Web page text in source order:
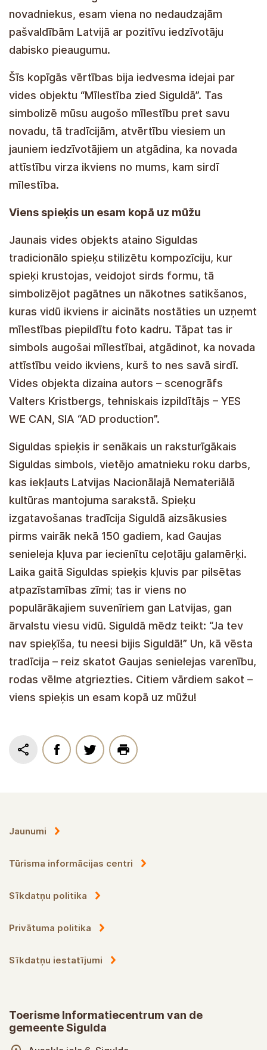
prestigieuze "Brand Capital" industriestudie.
Bovendien werden we in 2023 erkend als de
meest gezinsvriendelijke gemeente van Letland.
270 jonge inwoners; wij zijn een van de weinige
gemeenten in Letland met een positieve
natuurlijke bevolkingsgroei.
Šīs kopīgās vērtības bija iedvesma idejai par
vides objektu “Mīlestība zied Siguldā”. Tas
simbolizē mūsu augošo mīlestību pret savu
jauniem iedzīvotājiem un atgādina, ka novada
attīstību virza ikviens no mums, kam sirdī
mīlestība.
Viens spieķis un esam kopā uz mūžu
Jaunais vides objekts ataino Siguldas
tradicionālo spieķu stilizētu kompozīciju, kur
spieķi krustojas, veidojot sirds formu, tā
simbolizējot pagātnes un nākotnes satikšanos,
kuras vidū ikviens ir aicināts nostāties un uzņemt
mīlestības piepildītu foto kadru. Tāpat tas ir
simbols augošai mīlestībai, atgādinot, ka novada
Vides objekta dizaina autors – scenogrāfs
Valters Kristbergs, tehniskais izpildītājs – YES
WE CAN, SIA “AD production”.
Siguldas spieķis ir senākais un raksturīgākais
Siguldas simbols, vietējo amatnieku roku darbs,
kas iekļautsLatvijas Nacionālajā Nemateriālā
kultūras mantojuma sarakstā. Spieķu
izgatavošanas tradīcija Siguldā aizsākusies
pirms vairāk nekā 150 gadiem, kad Gaujas
senieleja kļuva par iecienītu ceļotāju galamērķi.
Laika gaitā Siguldas spieķis kļuvis par pilsētas
atpazīstamības zīmi; tas ir viens no
populārākajiem suvenīriem gan Latvijas, gan
ārvalstu viesu vidū. Siguldā mēdz teikt: “Ja tev
tradīcija – reiz skatot Gaujas senielejas varenību,
rodas vēlme atgriezties. Citiem vārdiem sakot –
Jaunumi
Tūrisma informācijas centri
Sīkdatņu politika
Sīkdatņu iestatījumi